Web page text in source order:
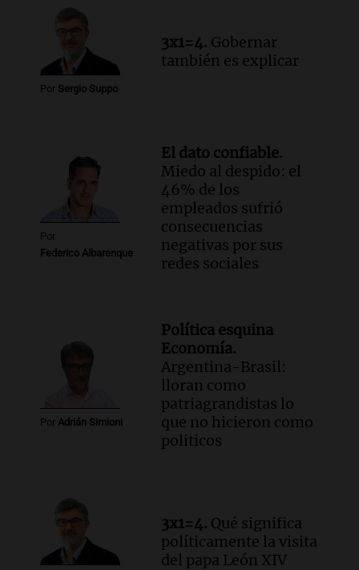
por la Ley de Tierras: "Construyeron un
relato mentiroso"
Informados al regreso
Episodios
Por Sergio Suppo
3x1=4. Gobernar
también es explicar
Por
Federico Albarenque
El dato confiable.
Miedo al despido: el
46% de los
empleados sufrió
consecuencias
negativas por sus
redes sociales
Por Adrián Simioni
Política esquina
Economía.
Argentina-Brasil:
lloran como
patriagrandistas lo
que no hicieron como
politicos
3x1=4. Qué significa
políticamente la visita
del papa León XIV